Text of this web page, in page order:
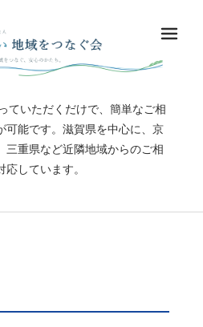
ていただくだけで、簡単なご相
可能です。滋賀県を中心に、京
三重県など近隣地域からのご相
応しています。